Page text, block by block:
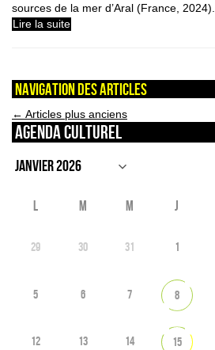
sources de la mer d’Aral (France, 2024).
Lire la suite
Navigation des articles
← Articles plus anciens
Agenda culturel
L M M J
29 30 31 1
5 6 7 8
12 13 14 15